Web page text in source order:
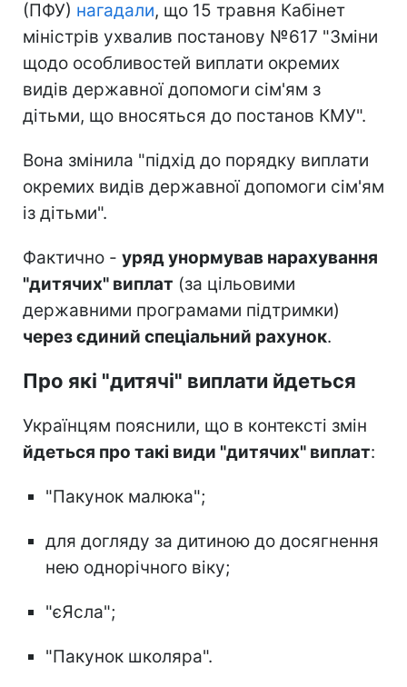
(ПФУ) нагадали, що 15 травня Кабінет
міністрів ухвалив постанову №617 "Зміни
щодо особливостей виплати окремих
видів державної допомоги сім'ям з
дітьми, що вносяться до постанов КМУ".
Вона змінила "підхід до порядку виплати
окремих видів державної допомоги сім'ям
із дітьми".
Фактично - уряд унормував нарахування
"дитячих" виплат (за цільовими
державними програмами підтримки)
через єдиний спеціальний рахунок.
Про які "дитячі" виплати йдеться
Українцям пояснили, що в контексті змін
йдеться про такі види "дитячих" виплат:
"Пакунок малюка";
для догляду за дитиною до досягнення
нею однорічного віку;
"єЯсла";
"Пакунок школяра".